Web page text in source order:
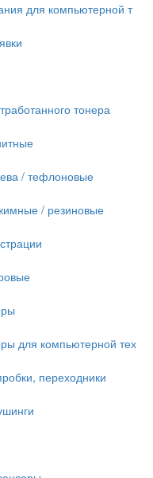
для компьютерной т
тонера
/ тефлоновые
/ резиновые
для компьютерной тех
переходники